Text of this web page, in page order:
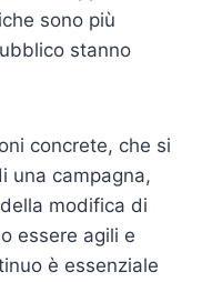
sono più
stanno
concrete, che si
una campagna,
modifica di
essere agili e
è essenziale